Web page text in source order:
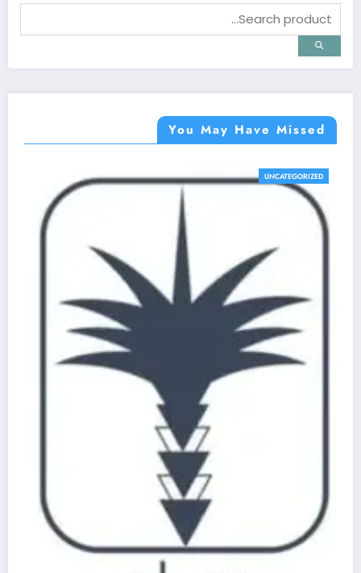
You May Have Missed
UNCATEGORIZED